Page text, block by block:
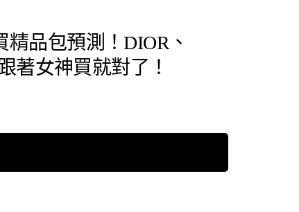
精品包預測！DIOR、
著女神買就對了！